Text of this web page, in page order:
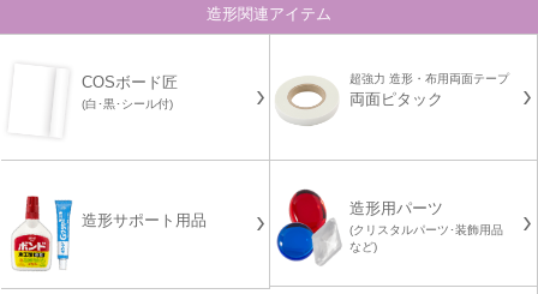
造形関連アイテム
COSボード匠
(白･黒･シール付)
超強力 造形・布用両面テープ
両面ピタック
造形サポート用品
造形用パーツ
(クリスタルパーツ･装飾用品
など)